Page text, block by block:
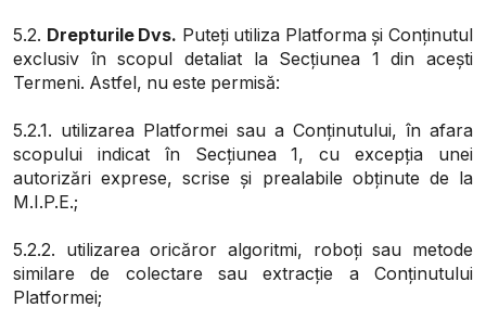
5.2. Drepturile Dvs. Puteți utiliza Platforma și Conținutul
exclusiv în scopul detaliat la Secțiunea 1 din acești
Termeni. Astfel, nu este permisă:
5.2.1. utilizarea Platformei sau a Conținutului, în afara
scopului indicat în Secțiunea 1, cu excepția unei
autorizări exprese, scrise și prealabile obținute de la
M.I.P.E.;
5.2.2. utilizarea oricăror algoritmi, roboți sau metode
similare de colectare sau extracție a Conținutului
Platformei;